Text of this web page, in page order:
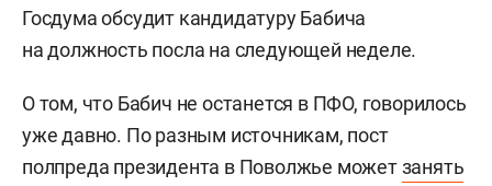
Госдума обсудит кандидатуру Бабича
на должность посла на следующей неделе.
О том, что Бабич не останется в ПФО, говорилось
уже давно. По разным источникам, пост
полпреда президента в Поволжье можетзанять